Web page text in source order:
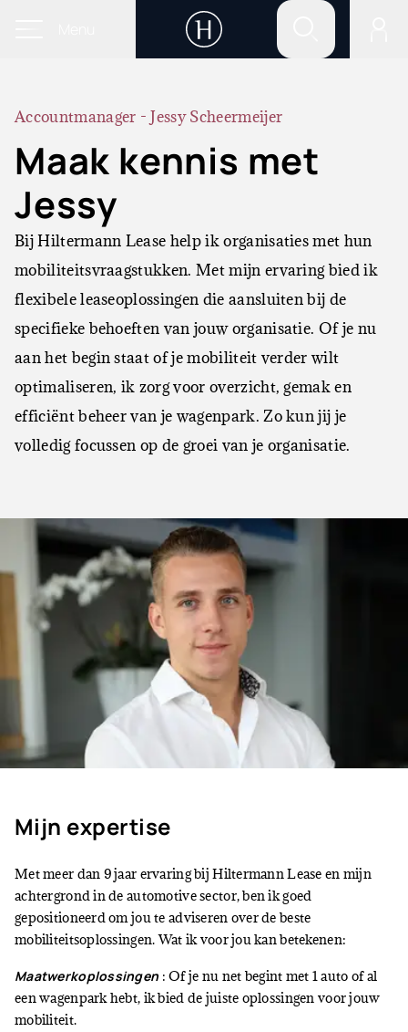
Accountmanager - Jessy Scheermeijer
Maak kennis met
Jessy
Bij Hiltermann Lease help ik organisaties met hun
mobiliteitsvraagstukken. Met mijn ervaring bied ik
flexibele leaseoplossingen die aansluiten bij de
specifieke behoeften van jouw organisatie. Of je nu
aan het begin staat of je mobiliteit verder wilt
optimaliseren, ik zorg voor overzicht, gemak en
efficiënt beheer van je wagenpark. Zo kun jij je
volledig focussen op de groei van je organisatie.
Mijn expertise
Met meer dan 9 jaar ervaring bij Hiltermann Lease en mijn
achtergrond in de automotive sector, ben ik goed
gepositioneerd om jou te adviseren over de beste
mobiliteitsoplossingen. Wat ik voor jou kan betekenen:
Maatwerkoplossingen : Of je nu net begint met 1 auto of al
een wagenpark hebt, ik bied de juiste oplossingen voor jouw
mobiliteit.